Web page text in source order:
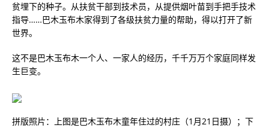
贫埋下的种子。从扶贫干部到技术员，从提供烟叶苗到手把手技术
指导……巴木玉布木家得到了各级扶贫力量的帮助，得以打开了新
世界。
这不是巴木玉布木一个人、一家人的经历，千千万万个家庭同样发
生巨变。
拼版照片：上图是巴木玉布木童年住过的村庄（1月21日摄）；下